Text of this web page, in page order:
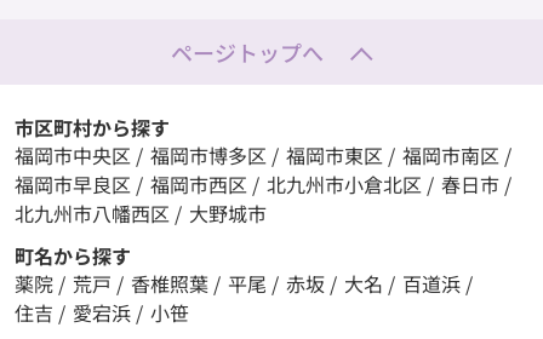
ページトップへ
市区町村から探す
福岡市中央区 / 福岡市博多区 / 福岡市東区 / 福岡市南区 /
福岡市早良区 / 福岡市西区 / 北九州市小倉北区 / 春日市 /
北九州市八幡西区 / 大野城市
町名から探す
薬院 / 荒戸 / 香椎照葉 / 平尾 / 赤坂 / 大名 / 百道浜 /
住吉 / 愛宕浜 / 小笹